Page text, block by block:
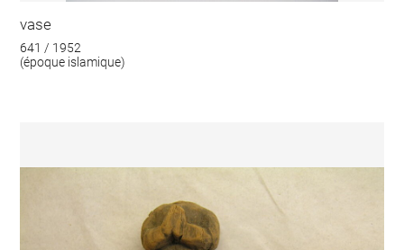
vase
641 / 1952
(époque islamique)